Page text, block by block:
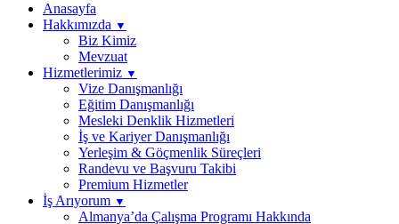
Anasayfa
Hakkımızda ▼
Biz Kimiz
Mevzuat
Hizmetlerimiz ▼
Vize Danışmanlığı
Eğitim Danışmanlığı
Mesleki Denklik Hizmetleri
İş ve Kariyer Danışmanlığı
Yerleşim & Göçmenlik Süreçleri
Randevu ve Başvuru Takibi
Premium Hizmetler
İş Arıyorum ▼
Almanya’da Çalışma Programı Hakkında